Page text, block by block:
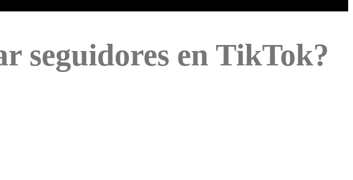
seguidores en TikTok?